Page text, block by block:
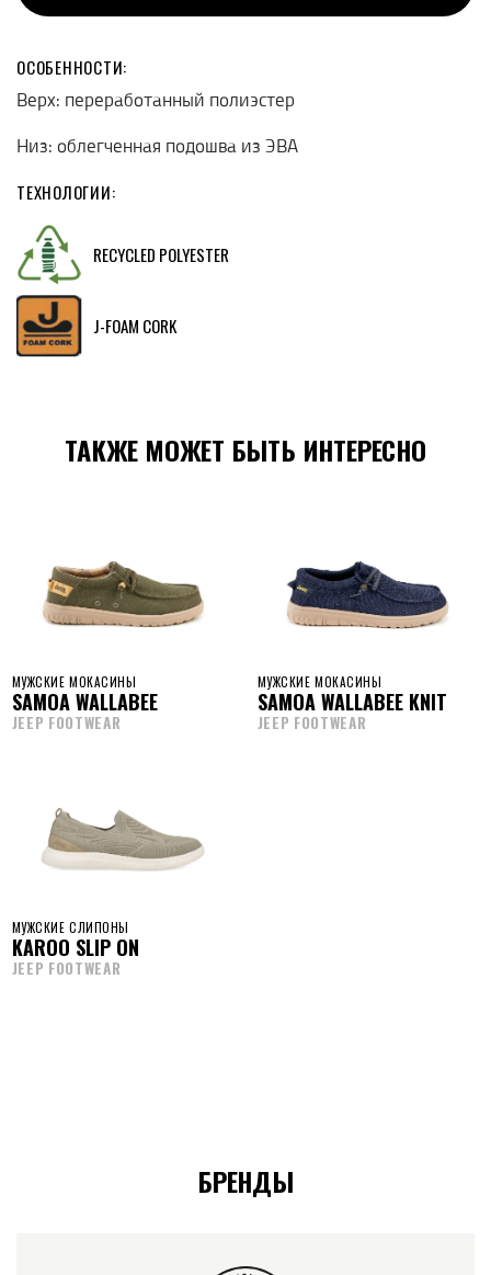
ОСОБЕННОСТИ:
Верх: переработанный полиэстер
Низ: облегченная подошва из ЭВА
ТЕХНОЛОГИИ:
RECYCLED POLYESTER
J-FOAM CORK
ТАКЖЕ МОЖЕТ БЫТЬ ИНТЕРЕСНО
МУЖСКИЕ МОКАСИНЫ
SAMOA WALLABEE
JEEP FOOTWEAR
МУЖСКИЕ МОКАСИНЫ
SAMOA WALLABEE KNIT
JEEP FOOTWEAR
МУЖСКИЕ СЛИПОНЫ
KAROO SLIP ON
JEEP FOOTWEAR
БРЕНДЫ